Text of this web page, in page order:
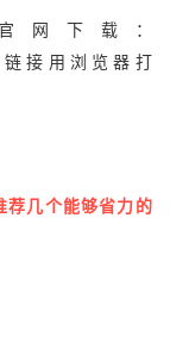
网下载：
链接用浏览器打
荐几个能够省力的